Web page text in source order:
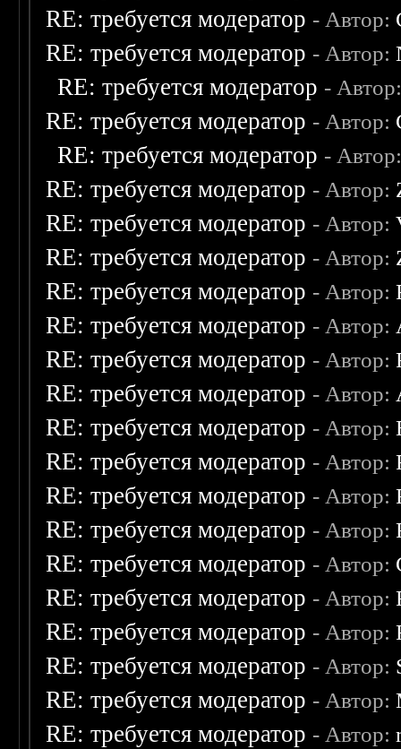
RE: требуется модератор - Автор:
RE: требуется модератор - Автор:
RE: требуется модератор -
RE: требуется модератор - Автор:
RE: требуется модератор -
RE: требуется модератор - Автор:
RE: требуется модератор - Автор:
RE: требуется модератор - Автор:
RE: требуется модератор - Автор:
RE: требуется модератор - Автор:
RE: требуется модератор - Автор:
RE: требуется модератор - Автор:
RE: требуется модератор - Автор:
RE: требуется модератор - Автор:
RE: требуется модератор - Автор:
RE: требуется модератор - Автор:
RE: требуется модератор - Автор:
RE: требуется модератор - Автор:
RE: требуется модератор - Автор:
RE: требуется модератор - Автор:
RE: требуется модератор - Автор:
RE: требуется модератор - Автор: